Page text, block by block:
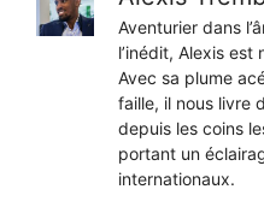
Aventurier dans
l’inédit, Alexis
Avec sa plume
faille, il nous livre
depuis les coins
portant un
internationaux.